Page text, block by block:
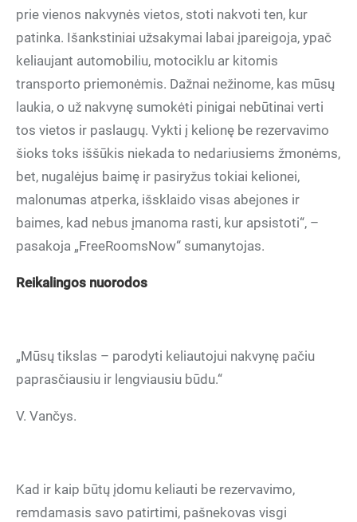
prie vienos nakvynės vietos, stoti nakvoti ten, kur
patinka. Išankstiniai užsakymai labai įpareigoja, ypač
keliaujant automobiliu, motociklu ar kitomis
transporto priemonėmis. Dažnai nežinome, kas mūsų
laukia, o už nakvynę sumokėti pinigai nebūtinai verti
tos vietos ir paslaugų. Vykti į kelionę be rezervavimo
šioks toks iššūkis niekada to nedariusiems žmonėms,
bet, nugalėjus baimę ir pasiryžus tokiai kelionei,
malonumas atperka, išsklaido visas abejones ir
baimes, kad nebus įmanoma rasti, kur apsistoti“, –
pasakoja „FreeRoomsNow“ sumanytojas.
Reikalingos nuorodos
„Mūsų tikslas – parodyti keliautojui nakvynę pačiu
paprasčiausiu ir lengviausiu būdu.“
V. Vančys.
Kad ir kaip būtų įdomu keliauti be rezervavimo,
remdamasis savo patirtimi, pašnekovas visgi